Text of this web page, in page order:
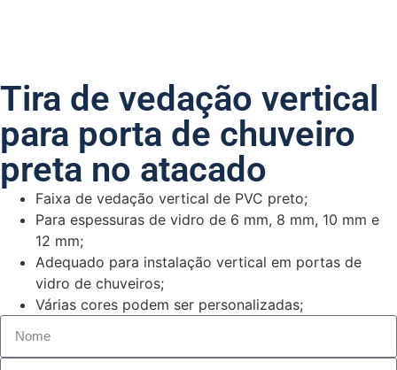
Tira de vedação vertical
para porta de chuveiro
preta no atacado
Faixa de vedação vertical de PVC preto;
Para espessuras de vidro de 6 mm, 8 mm, 10 mm e
12 mm;
Adequado para instalação vertical em portas de
vidro de chuveiros;
Várias cores podem ser personalizadas;